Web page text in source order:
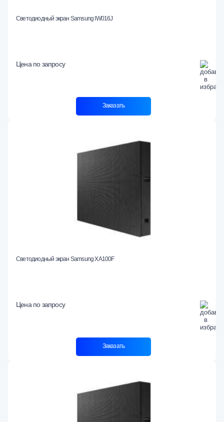
Светодиодный экран Samsung IW016J
Цена по запросу
Заказать
Светодиодный экран Samsung XA100F
Цена по запросу
Заказать